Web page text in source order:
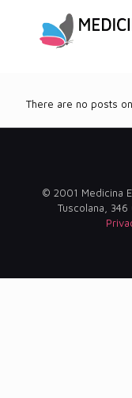
There are no posts
© 2001 Medicina
Tuscolana,